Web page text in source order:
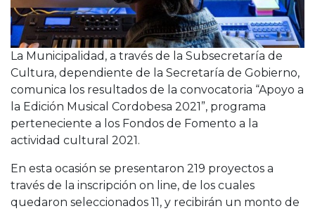
La Municipalidad, a través de la Subsecretaría de
Cultura, dependiente de la Secretaría de Gobierno,
comunica los resultados de la convocatoria “Apoyo a
la Edición Musical Cordobesa 2021”, programa
perteneciente a los Fondos de Fomento a la
actividad cultural 2021.
En esta ocasión se presentaron 219 proyectos a
través de la inscripción on line, de los cuales
quedaron seleccionados 11, y recibirán un monto de